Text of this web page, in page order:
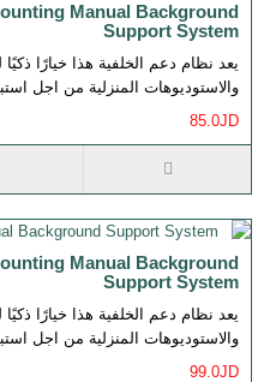
Manual Background
Support System
يعد نظام دعم الخلفية هذا خيارًا
والاستوديوهات المنزلية من اجل
85.0JD
Manual Background
Support System
يعد نظام دعم الخلفية هذا خيارًا
والاستوديوهات المنزلية من اجل
99.0JD